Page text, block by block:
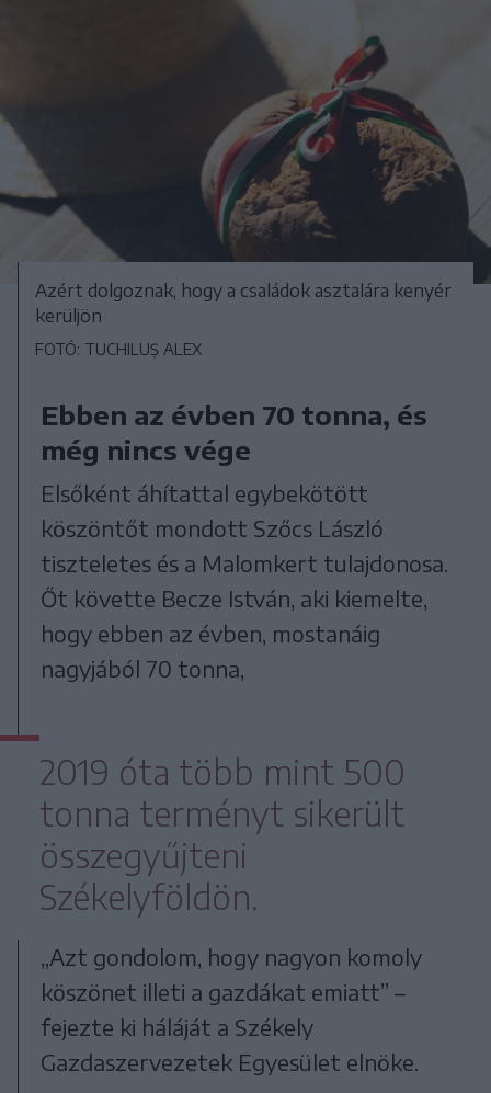
Azért dolgoznak, hogy a családok asztalára kenyér
kerüljön
FOTÓ: TUCHILUȘ ALEX
Ebben az évben 70 tonna, és
még nincs vége
Elsőként áhítattal egybekötött
köszöntőt mondott Szőcs László
tiszteletes és a Malomkert tulajdonosa.
Őt követte Becze István, aki kiemelte,
hogy ebben az évben, mostanáig
nagyjából 70 tonna,
2019 óta több mint 500
tonna terményt sikerült
összegyűjteni
Székelyföldön.
„Azt gondolom, hogy nagyon komoly
köszönet illeti a gazdákat emiatt” –
fejezte ki háláját a Székely
Gazdaszervezetek Egyesület elnöke.